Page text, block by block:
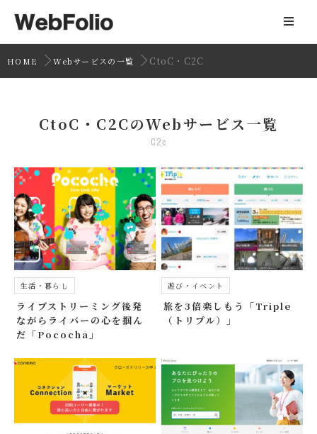
HOME Webサービスの一覧 CtoC・C2C
CtoC・C2CのWebサービス一覧
C2c
生活・暮らし
ライブストリーミング後発
ながらライバーの心を掴ん
だ「Pococha」
遊び・イベント
旅を3倍楽しもう「Triple
（トリプル）」